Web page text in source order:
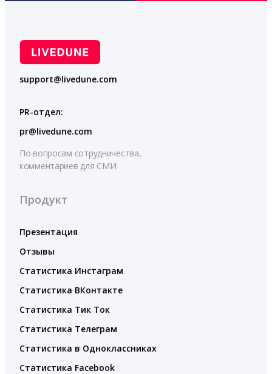
support@livedune.com
PR-отдел:
pr@livedune.com
По вопросам сотрудничества,
комментариев для СМИ
Продукт
Презентация
Отзывы
Статистика Инстаграм
Статистика ВКонтакте
Статистика Тик Ток
Статистика Телеграм
Статистика в Одноклассниках
Статистика Facebook